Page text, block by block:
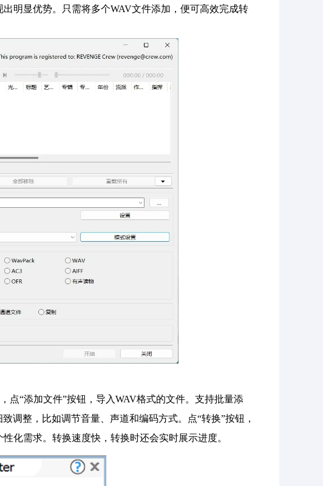
明显优势。只需将多个WAV文件添加，便可高效完成转
点“添加文件”按钮，导入WAV格式的文件。支持批量添
调整，比如调节音量、声道和编码方式。点“转换”按钮，
化需求。转换速度快，转换时还会实时展示进度。